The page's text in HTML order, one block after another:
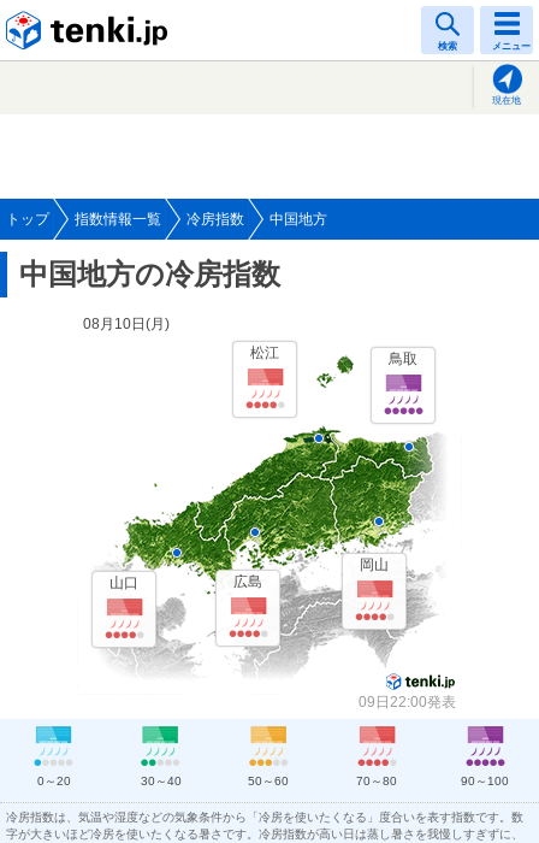
検索 メニュー
現在地
トップ 指数情報一覧 冷房指数 中国地方
中国地方の冷房指数
08月10日(月 )
鳥取
松江
岡山
広島
山口
09日22:00発表
0～20 30～40 50～60 70～80 90～100
冷房指数は、気温や湿度などの気象条件から「冷房を使いたくなる」度合いを表す指数です。数
字が大きいほど冷房を使いたくなる暑さです。冷房指数が高い日は蒸し暑さを我慢しすぎずに、